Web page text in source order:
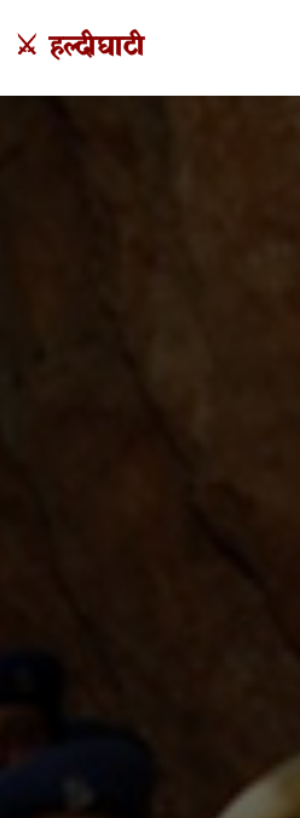
⚔️ हल्दीघाटी